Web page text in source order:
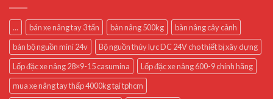
... bán xe nâng tay 3 tấn bàn nâng 500kg
bàn nâng cây cảnh
bán bộ nguồn mini 24v
Bộ nguồn thủy lực DC 24V cho thiết bị xây dựng
Lốp đặc xe nâng 28×9-15 casumina
Lốp đặc xe nâng 600-9 chính hãng
mua xe nâng tay thấp 4000kg tại tphcm